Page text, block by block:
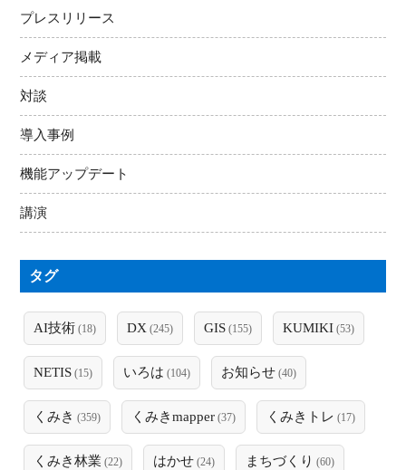
プレスリリース
メディア掲載
対談
導入事例
機能アップデート
講演
タグ
AI技術 (18) DX (245) GIS (155) KUMIKI (53)
NETIS (15) いろは (104) お知らせ (40)
くみき (359) くみきmapper (37) くみきトレ (17)
くみき林業 (22) はかせ (24) まちづくり (60)